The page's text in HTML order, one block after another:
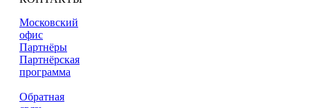
Московский
офис
Партнёры
Партнёрская
программа
Обратная